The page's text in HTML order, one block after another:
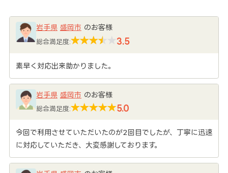
岩手県 盛岡市 のお客様
総合満足度: 3.5
素早く対応出来助かりました。
岩手県 盛岡市 のお客様
総合満足度: 5.0
今回で利用させていただいたのが2回目でしたが、丁寧に迅速
に対応していただき、大変感謝しております。